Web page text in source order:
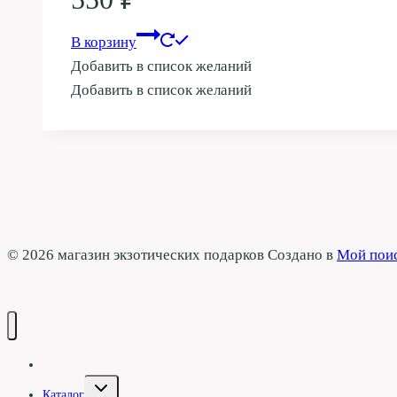
В корзину
Добавить в список желаний
Добавить в список желаний
© 2026 магазин экзотических подарков Создано в Мой
Переключить